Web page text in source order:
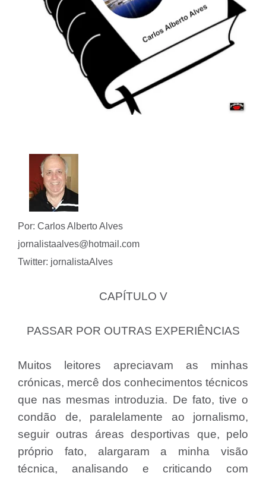
Por: Carlos Alberto Alves
jornalistaalves@hotmail.com
Twitter: jornalistaAlves
CAPÍTULO V
PASSAR POR OUTRAS EXPERIÊNCIAS
Muitos leitores apreciavam as minhas
crónicas, mercê dos conhecimentos técnicos
que nas mesmas introduzia. De fato, tive o
condão de, paralelamente ao jornalismo,
seguir outras áreas desportivas que, pelo
próprio fato, alargaram a minha visão
técnica, analisando e criticando com